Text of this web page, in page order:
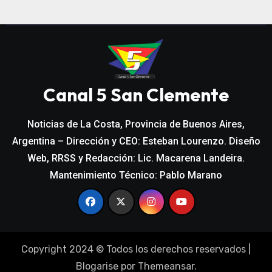
Canal 5 San Clemente
Noticias de La Costa, Provincia de Buenos Aires,
Argentina – Dirección y CEO: Esteban Lourenzo. Diseño
Web, RRSS y Redacción: Lic. Macarena Landeira.
Mantenimiento Técnico: Pablo Marano
Copyright 2024 © Todos los derechos reservados
Blogarisepor Themeansar.